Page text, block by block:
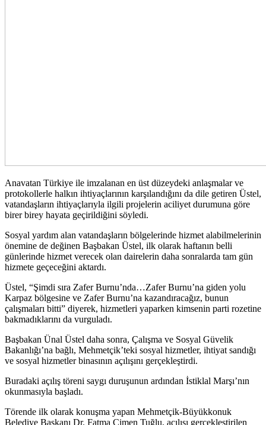
Anavatan Türkiye ile imzalanan en üst düzeydeki anlaşmalar ve
protokollerle halkın ihtiyaçlarının karşılandığını da dile getiren Üstel,
vatandaşların ihtiyaçlarıyla ilgili projelerin aciliyet durumuna göre
birer birey hayata geçirildiğini söyledi.
Sosyal yardım alan vatandaşların bölgelerinde hizmet alabilmelerinin
önemine de değinen Başbakan Üstel, ilk olarak haftanın belli
günlerinde hizmet verecek olan dairelerin daha sonralarda tam gün
hizmete geçeceğini aktardı.
Üstel, “Şimdi sıra Zafer Burnu’nda…Zafer Burnu’na giden yolu
Karpaz bölgesine ve Zafer Burnu’na kazandıracağız, bunun
çalışmaları bitti” diyerek, hizmetleri yaparken kimsenin parti rozetine
bakmadıklarını da vurguladı.
Başbakan Ünal Üstel daha sonra, Çalışma ve Sosyal Güvelik
Bakanlığı’na bağlı, Mehmetçik’teki sosyal hizmetler, ihtiyat sandığı
ve sosyal hizmetler binasının açılışını gerçekleştirdi.
Buradaki açılış töreni saygı duruşunun ardından İstiklal Marşı’nın
okunmasıyla başladı.
Törende ilk olarak konuşma yapan Mehmetçik-Büyükkonuk
Belediye Başkanı Dr. Fatma Çimen Tuğlu, açılışı gerçekleştirilen